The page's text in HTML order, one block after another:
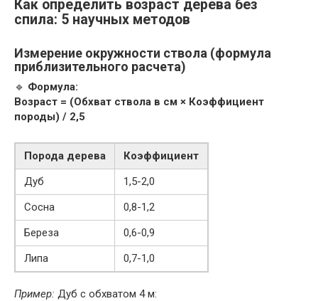
Как определить возраст дерева без
спила: 5 научных методов
Измерение окружности ствола (формула
приблизительного расчета)
🔹 Формула:
Возраст = (Обхват ствола в см × Коэффициент
породы) / 2,5
Порода дерева
Коэффициент
Дуб
1,5-2,0
Сосна
0,8-1,2
Береза
0,6-0,9
Липа
0,7-1,0
Пример: Дуб с обхватом 4 м: